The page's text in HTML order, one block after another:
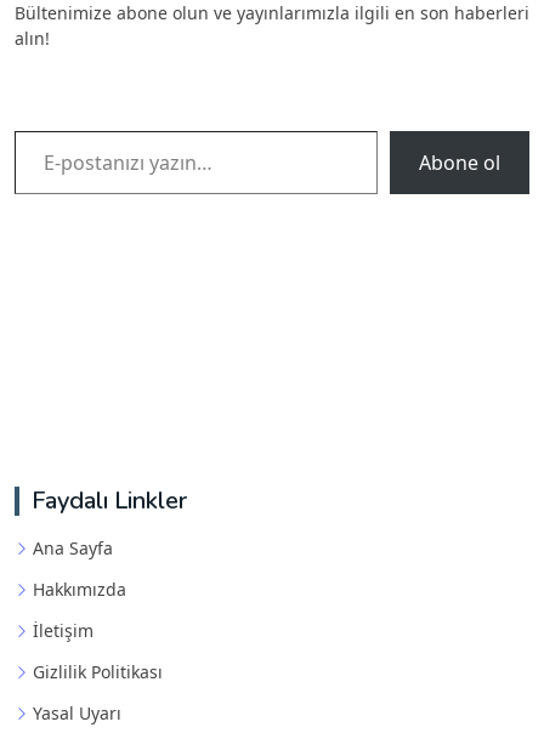
Bültenimize abone olun ve yayınlarımızla ilgili en son haberleri
alın!
E-postanızı yazın…
Abone ol
Faydalı Linkler
Ana Sayfa
Hakkımızda
İletişim
Gizlilik Politikası
Yasal Uyarı